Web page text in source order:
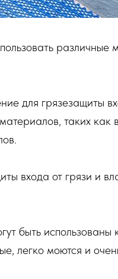
различные
для грязезащиты
таких как
входа от грязи и
быть использованы
легко моются и